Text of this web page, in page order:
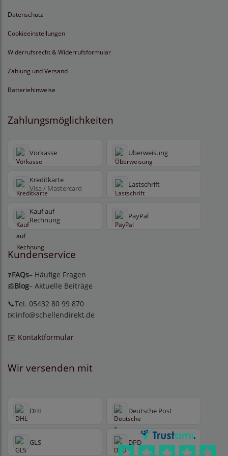
Datenschutz
Cookieeinstellungen
Widerrufsrecht & Widerrufsformular
Zahlung und Versand
Batteriehinweise
Zahlungsmöglichkeiten
Vorkasse Überweisung
Kreditkarte
Visa / Mastercard Lastschrift
Kauf auf
Rechnung
PayPal
Kundenservice
❓FAQs– Häufige Fragen
📰Blog– Aktuelle Beiträge
📞Tel. 05432 80 99 870
✉️info@schellendirekt.de
✉️ Kontaktformular
Wir versenden mit
DHL Deutsche Post
GLS DPD